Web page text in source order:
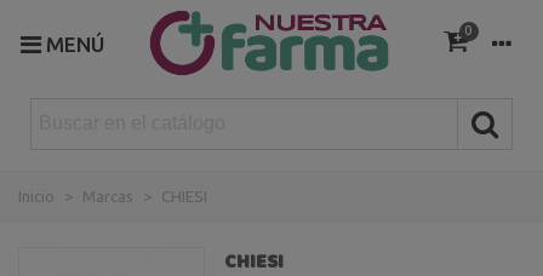
MENÚ
0
Inicio > Marcas > CHIESI
CHIESI